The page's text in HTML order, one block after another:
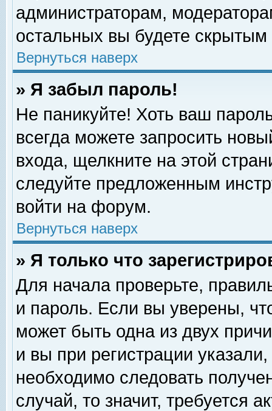
администраторам,
остальных вы будете скрытым
Вернуться наверх
» Я забыл пароль!
Не паникуйте! Хоть ваш
всегда можете запросить
входа, щелкните на этой
следуйте предложенным
войти на форум.
Вернуться наверх
» Я только что
Для начала проверьте,
и пароль. Если вы уверены,
может быть одна из двух
и вы при регистрации
необходимо следовать
случай, то значит, требуется